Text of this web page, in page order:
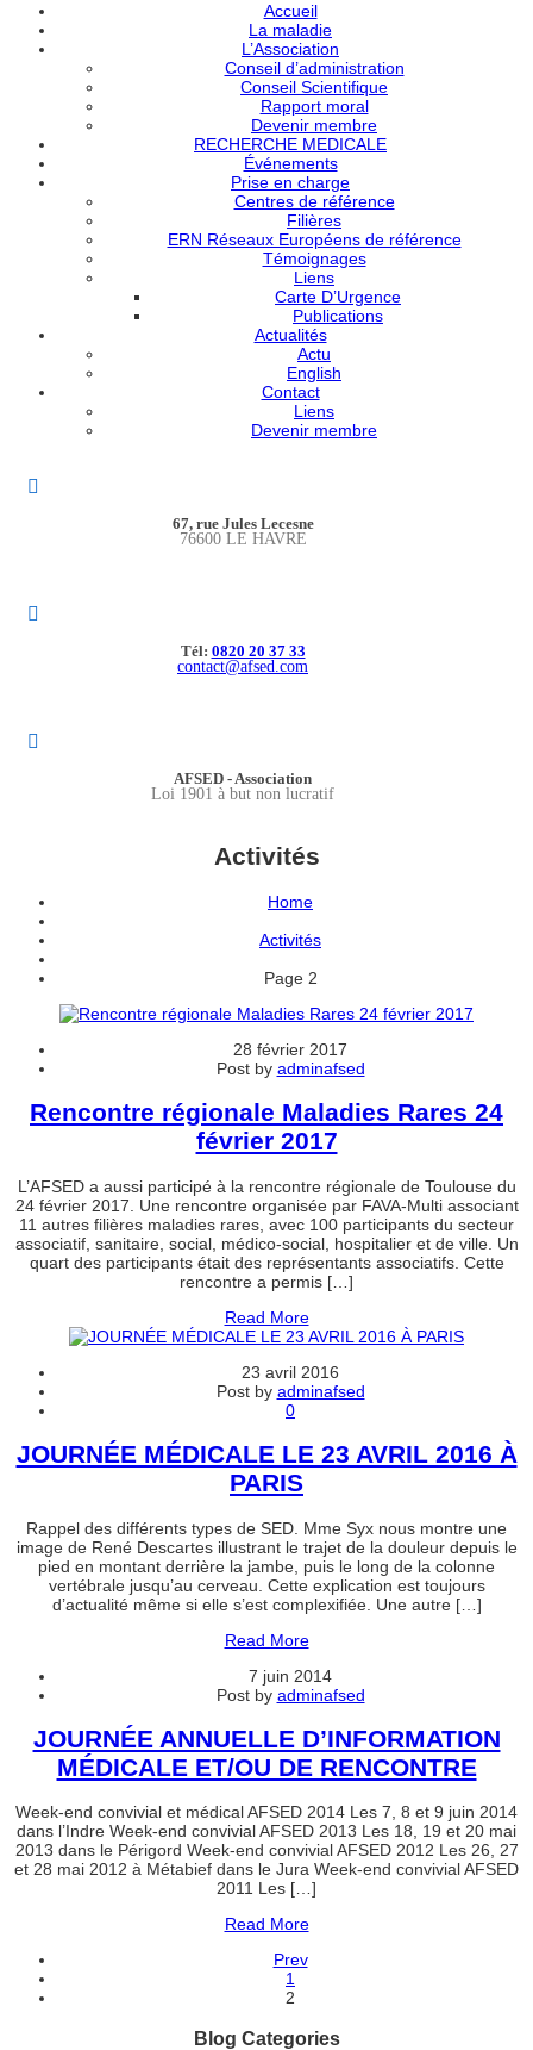
Accueil
La maladie
L’Association
Conseil d’administration
Conseil Scientifique
Rapport moral
Devenir membre
RECHERCHE MEDICALE
Événements
Prise en charge
Centres de référence
Filières
ERN Réseaux Européens de référence
Témoignages
Liens
Carte D’Urgence
Publications
Actualités
Actu
English
Contact
Liens
Devenir membre
67, rue Jules Lecesne
76600 LE HAVRE
Tél: 0820 20 37 33
contact@afsed.com
AFSED - Association
Loi 1901 à but non lucratif
Activités
Home
Activités
Page 2
28 février 2017
Post by adminafsed
Rencontre régionale Maladies Rares 24
février 2017
L’AFSED a aussi participé à la rencontre régionale de Toulouse du
24 février 2017. Une rencontre organisée par FAVA-Multi associant
11 autres filières maladies rares, avec 100 participants du secteur
associatif, sanitaire, social, médico-social, hospitalier et de ville. Un
quart des participants était des représentants associatifs. Cette
rencontre a permis […]
Read More
23 avril 2016
Post by adminafsed
0
JOURNÉE MÉDICALE LE 23 AVRIL 2016 À
PARIS
Rappel des différents types de SED. Mme Syx nous montre une
image de René Descartes illustrant le trajet de la douleur depuis le
pied en montant derrière la jambe, puis le long de la colonne
vertébrale jusqu’au cerveau. Cette explication est toujours
d’actualité même si elle s’est complexifiée. Une autre […]
Read More
7 juin 2014
Post by adminafsed
JOURNÉE ANNUELLE D’INFORMATION
MÉDICALE ET/OU DE RENCONTRE
Week-end convivial et médical AFSED 2014 Les 7, 8 et 9 juin 2014
dans l’Indre Week-end convivial AFSED 2013 Les 18, 19 et 20 mai
2013 dans le Périgord Week-end convivial AFSED 2012 Les 26, 27
et 28 mai 2012 à Métabief dans le Jura Week-end convivial AFSED
2011 Les […]
Read More
Prev
1
2
Blog Categories